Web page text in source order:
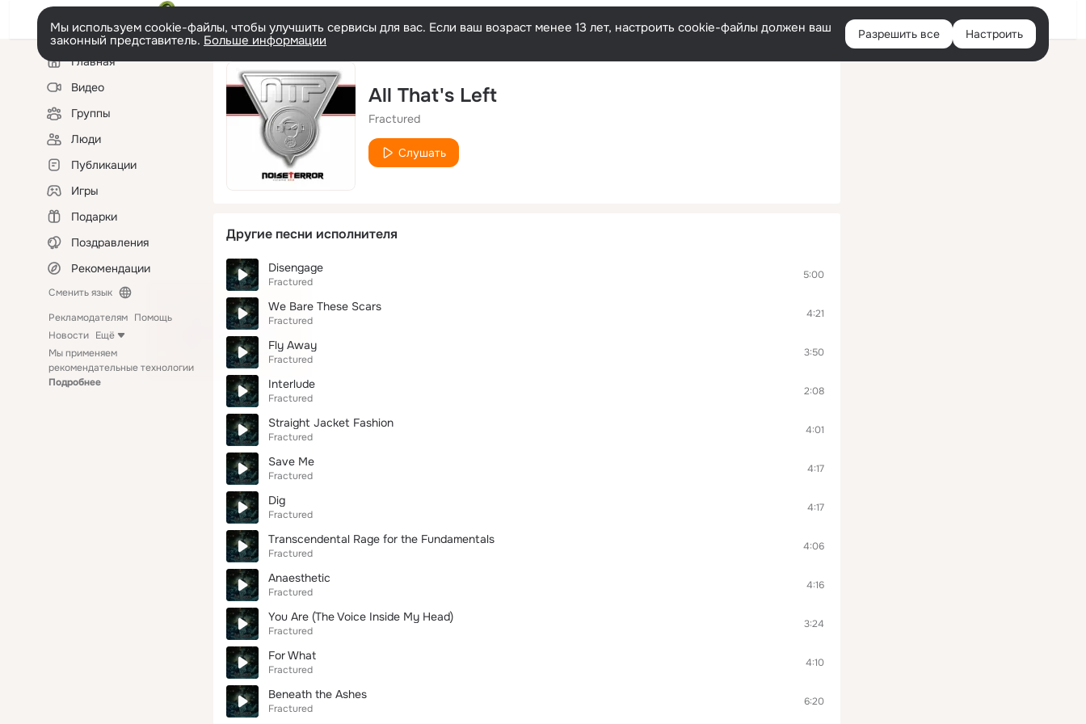
Войти
Мы используем cookie-файлы, чтобы улучшить сервисы для вас. Если ваш возраст менее 13 лет, настроить cookie-файлы должен ваш
законный представитель. Больше информации Разрешить все Настроить
Левая
колонкаГлавная
Видео
Группы
Люди
Публикации
Игры
Подарки
Поздравления
Рекомендации
Сменить язык
Рекламодателям Помощь
Новости Ещё
Мы применяем
рекомендательные технологии
Подробнее
All That's Left
Fractured
Слушать
Другие песни исполнителя
Disengage
Fractured
5:00
We Bare These Scars
Fractured
4:21
Fly Away
Fractured
3:50
Interlude
Fractured
2:08
Straight Jacket Fashion
Fractured
4:01
Save Me
Fractured
4:17
Dig
Fractured
4:17
Transcendental Rage for the Fundamentals
Fractured
4:06
Anaesthetic
Fractured
4:16
You Are (The Voice Inside My Head)
Fractured
3:24
For What
Fractured
4:10
Beneath the Ashes
Fractured
6:20